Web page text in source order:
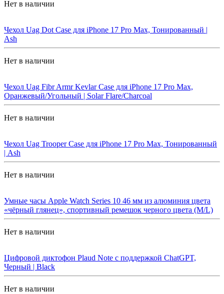
Нет в наличии
Чехол Uag Dot Case для iPhone 17 Pro Max, Тонированный |
Ash
Нет в наличии
Чехол Uag Fibr Armr Kevlar Case для iPhone 17 Pro Max,
Оранжевый/Угольный | Solar Flare/Charcoal
Нет в наличии
Чехол Uag Trooper Case для iPhone 17 Pro Max, Тонированный
| Ash
Нет в наличии
Умные часы Apple Watch Series 10 46 мм из алюминия цвета
«чёрный глянец», спортивный ремешок черного цвета (M/L)
Нет в наличии
Цифровой диктофон Plaud Note с поддержкой ChatGPT,
Черный | Black
Нет в наличии